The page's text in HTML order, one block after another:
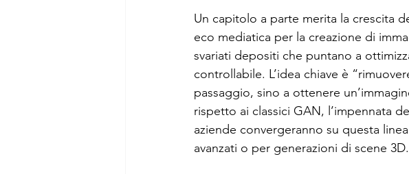
Un capitolo a parte merita la crescita
eco mediatica per la creazione di
svariati depositi che puntano a
controllabile. L’idea chiave è
passaggio, sino a ottenere
rispetto ai classici GAN, l’impennata
aziende convergeranno su questa
avanzati o per generazioni di scene 3D.